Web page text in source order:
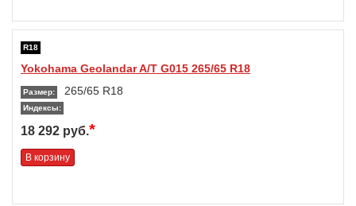
R18
Yokohama Geolandar A/T G015 265/65 R18
Размер: 265/65 R18
Индексы:
18 292 руб.*
В корзину